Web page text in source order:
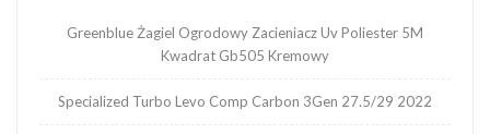
Greenblue Żagiel Ogrodowy Zacieniacz Uv Poliester 5M
Kwadrat Gb505 Kremowy
Specialized Turbo Levo Comp Carbon 3Gen 27.5/29 2022